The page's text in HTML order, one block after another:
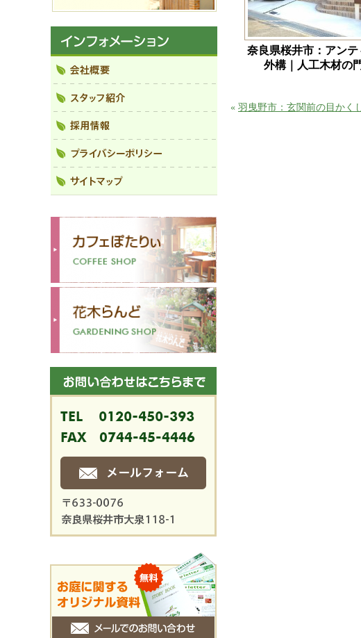
奈良県桜井市：アンテ
外構｜人工木材の
« 羽曳野市：玄関前の目かく